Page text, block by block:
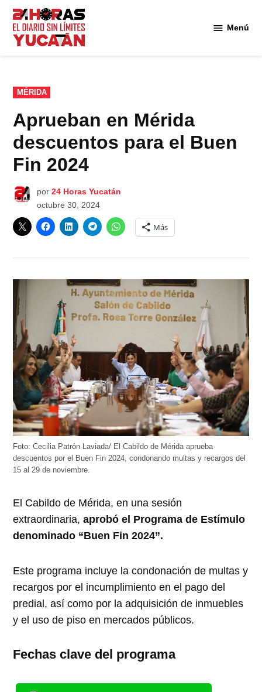
Saltar
contenido
Menú
PUBLICADO
EN
MÉRIDA
Aprueban en Mérida
descuentos para el Buen
Fin 2024
por 24 Horas Yucatán
octubre 30, 2024
Más
Foto: Cecilia Patrón Laviada/ El Cabildo de Mérida aprueba
descuentos por el Buen Fin 2024, condonando multas y recargos del
15 al 29 de noviembre.
El Cabildo de Mérida, en una sesión
extraordinaria,aprobó el Programa de Estímulo
denominado “Buen Fin 2024”.
Este programa incluye la condonación de multas y
recargos por el incumplimiento en el pago del
predial, así como por la adquisición de inmuebles
y el uso de piso en mercados públicos.
Fechas clave del programa